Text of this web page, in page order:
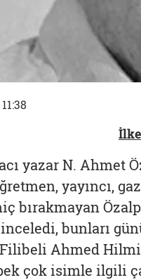
11:38
yazar N. Ahmet
yayıncı,
bırakmayan
bunları
Ahmed
çok isimle ilgili